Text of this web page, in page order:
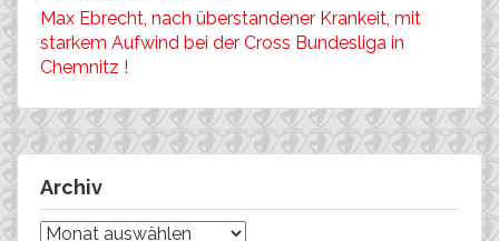
Max Ebrecht, nach überstandener Krankeit, mit
starkem Aufwind bei der Cross Bundesliga in
Chemnitz !
Archiv
Archiv